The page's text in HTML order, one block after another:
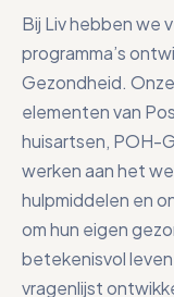
Bij Liv hebben we
programma’s
Gezondheid.
elementen van
huisartsen, POH-
werken aan het
hulpmiddelen en
om hun eigen
betekenisvol
vragenlijst